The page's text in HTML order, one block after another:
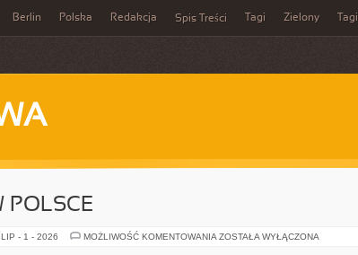
Berlin Polska Redakcja Spis Treści Tagi Zielony Tagi
POLSCE
LIP - 1 - 2026 MOŻLIWOŚĆ KOMENTOWANIA PRZEMYSŁ
ZOSTAŁA WYŁĄCZONA